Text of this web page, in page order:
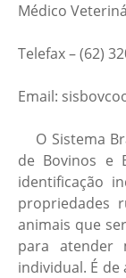
Médico
Telefax – (62)
Email:
O Sistema
de Bovinos e
identificação
propriedades
animais que
para atender
individual. É